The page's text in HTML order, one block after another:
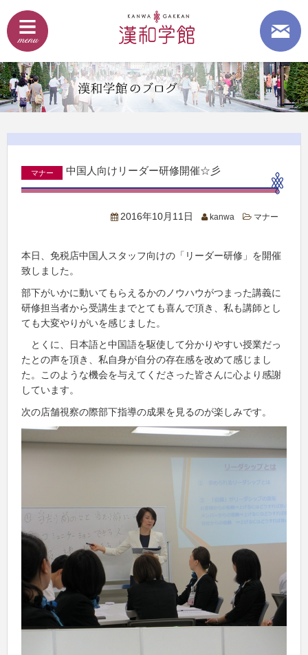
マナー 中国人向けリーダー研修開催☆彡
2016年10月11日 kanwa マナー
本日、免税店中国人スタッフ向けの「リーダー研修」を開催
致しました。
部下がいかに動いてもらえるかのノウハウがつまった講義に
研修担当者から受講生までとても喜んで頂き、私も講師とし
ても大変やりがいを感じました。
とくに、日本語と中国語を駆使して分かりやすい授業だっ
たとの声を頂き、私自身が自分の存在感を改めて感じまし
た。このような機会を与えてくださった皆さんに心より感謝
しています。
次の店舗視察の際部下指導の成果を見るのが楽しみです。